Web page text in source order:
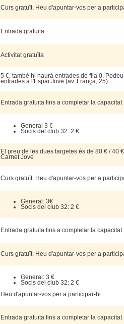
Curs gratuït. Heu d'apuntar-vos per a
Entrada gratuïta
Activitat gratuïta
5 €, també hi haurà entrades de fila 0.
entrades a l'Espai Jove (av. França, 25).
Entrada gratuïta fins a completar la capacitat
General 3 €
Socis del club 32: 2 €
El preu de les dues targetes és de 80 € / 40
Carnet Jove
Curs gratuït. Heu d'apuntar-vos per a
General: 3€
Socis del club 32: 2 €
Entrada gratuïta fins a completar la capacitat
Curs gratuït. Heu d'apuntar-vos per a
General: 3 €
Socis del club 32: 2 €
Heu d'apuntar-vos per a participar-hi.
Entrada gratuïta fins a completar la capacitat